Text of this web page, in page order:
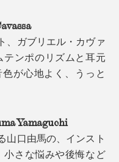
、ガブリエル・カヴァ
ンポのリズムと耳元
が心地よく、うっと
Yamaguchi
山口由馬の、インスト
さな悩みや後悔など